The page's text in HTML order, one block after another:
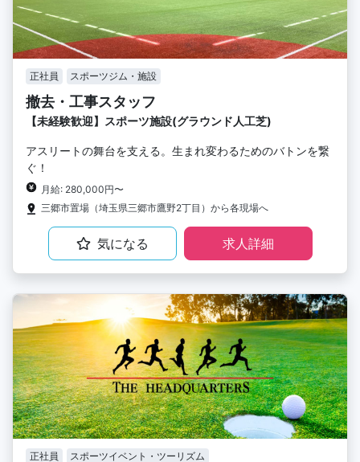
正社員 スポーツジム・施設
撤去・工事スタッフ
【未経験歓迎】スポーツ施設(グラウンド人工芝)
アスリートの舞台を支える。生まれ変わるためのバトンを繋
ぐ！
月給: 280,000円〜
三郷市置場（埼玉県三郷市鷹野2丁目）から各現場へ
気になる 求人詳細
正社員 スポーツイベント・ツーリズム